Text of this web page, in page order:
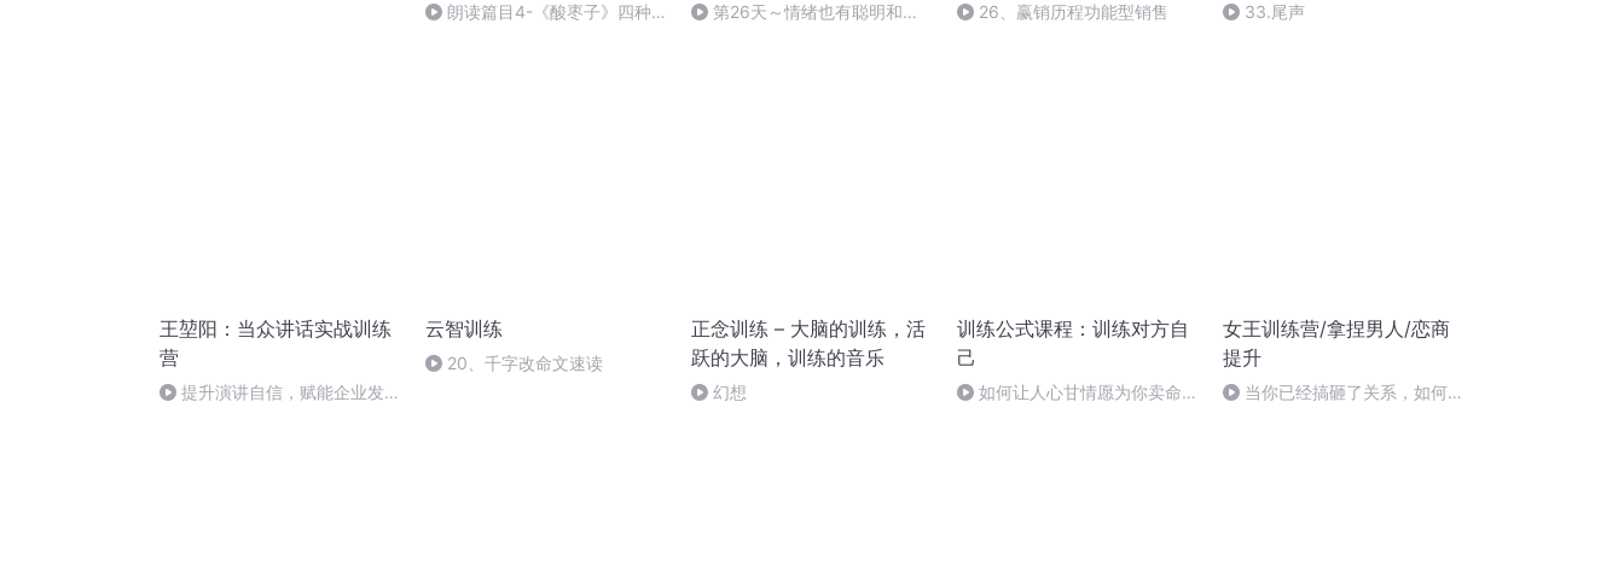
朗读篇目4-《酸枣子》四种
第26天～情绪也有聪明和愚
26、赢销历程功能型销售 33.尾声
王堃阳：当众讲话实战训练
营
提升演讲自信，赋能企业发
云智训练
20、千字改命文速读
正念训练 – 大脑的训练，活
跃的大脑，训练的音乐
幻想
训练公式课程：训练对方自
己
如何让人心甘情愿为你卖命？
女王训练营/拿捏男人/恋商
提升
当你已经搞砸了关系，如何重